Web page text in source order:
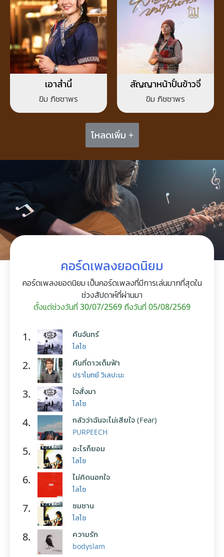
เอาส่ำนี้
ขิม ภิชชาพร
สัญญาหน้าปั้นข้าวจี่
ขิม ภิชชาพร
โหลดเพิ่ม +
คอร์ดเพลงยอดนิยม
คอร์ดเพลงยอดนิยม เป็นคอร์ดเพลงที่มีการเล่นมากที่สุดใน
ช่วงสัปดาห์ที่ผ่านมา
ตั้งแต่ช่วงวันที่ 30/07/2569 ถึงวันที่ 05/08/2569
1. คืนจันทร์
โลโซ
2. คืนที่ดาวเต็มฟ้า
ปราโมทย์ วิเลปะนะ
3. ใจสั่งมา
โลโซ
4. กลัวว่าฉันจะไม่เสียใจ (Fear)
PURPEECH
5. อะไรก็ยอม
โลโซ
6. ไม่คิดนอกใจ
โลโซ
7. ซมซาน
โลโซ
8. ความรัก
bodyslam